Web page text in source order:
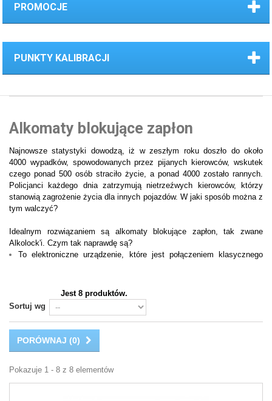
PROMOCJE
PUNKTY KALIBRACJI
Alkomaty blokujące zapłon
Najnowsze statystyki dowodzą, iż w zeszłym roku doszło do około
4000 wypadków, spowodowanych przez pijanych kierowców, wskutek
czego ponad 500 osób straciło życie, a ponad 4000 zostało rannych.
Policjanci każdego dnia zatrzymują nietrzeźwych kierowców, którzy
stanowią zagrożenie życia dla innych pojazdów. W jaki sposób można z
tym walczyć?
Idealnym rozwiązaniem są alkomaty blokujące zapłon, tak zwane
Alkolock'i. Czym tak naprawdę są?
To elektroniczne urządzenie, które jest połączeniem klasycznego
budowlanych, a nawet w tramwajach czy lokomotywach.
Kierowca musi przed rozpoczęciem pracy musi „dmuchnąć” w
specjalny alkomat, który zainstalowany jest w pojeździe, w celu
uruchomienia silnika.
Jeśli zawartość alkoholu w wydychanym powietrzu jest wysoka,
pojazd nie uruchomi się.
zawodowych kierowców. Dzięki temu nie musimy obawiać się, że
Jest 8 produktów.
Sortuj wg
PORÓWNAJ (0)
Pokazuje 1 - 8 z 8 elementów